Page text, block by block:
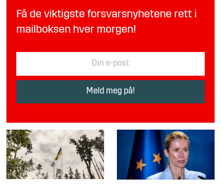
Få de viktigste forsvarsnyhetene rett i
mailboksen hver morgen!